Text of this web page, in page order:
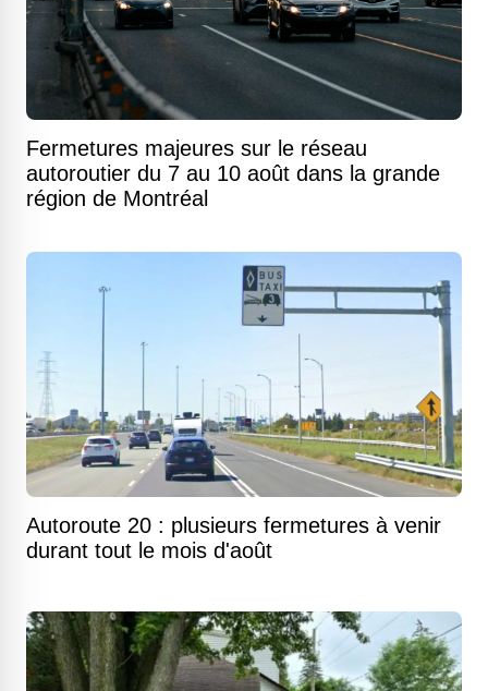
Fermetures majeures sur le réseau
autoroutier du 7 au 10 août dans la grande
région de Montréal
Autoroute 20 : plusieurs fermetures à venir
durant tout le mois d'août